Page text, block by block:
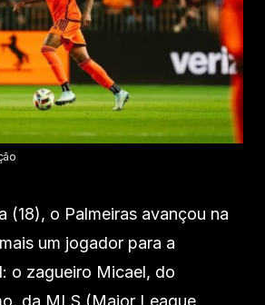
(18), o Palmeiras avançou na
um jogador para a
o zagueiro Micael, do
da MLS (Major League